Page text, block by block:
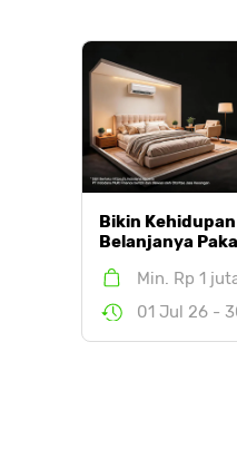
Bikin
Belanjanya
Min. Rp 1
01 Jul 26 -